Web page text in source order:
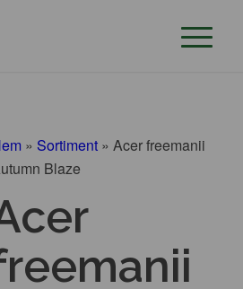
» Sortiment »Acer freemanii
Blaze